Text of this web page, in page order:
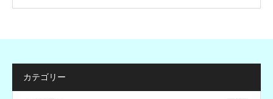
カテゴリー